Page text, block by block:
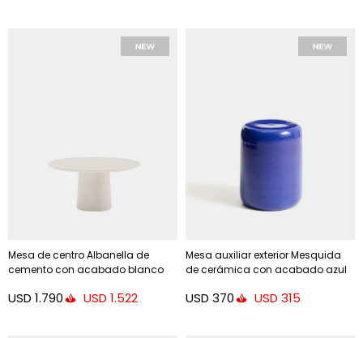
Mesa de centro Albanella de
cemento con acabado blanco
USD 1.790 USD 1.522
Mesa auxiliar exterior Mesquida
de cerámica con acabado azul
USD 370 USD 315